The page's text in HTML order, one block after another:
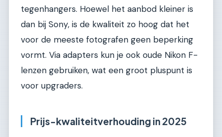
tegenhangers. Hoewel het aanbod kleiner is
dan bij Sony, is de kwaliteit zo hoog dat het
voor de meeste fotografen geen beperking
vormt. Via adapters kun je ook oude Nikon F-
lenzen gebruiken, wat een groot pluspunt is
voor upgraders.
Prijs-kwaliteitverhouding in 2025